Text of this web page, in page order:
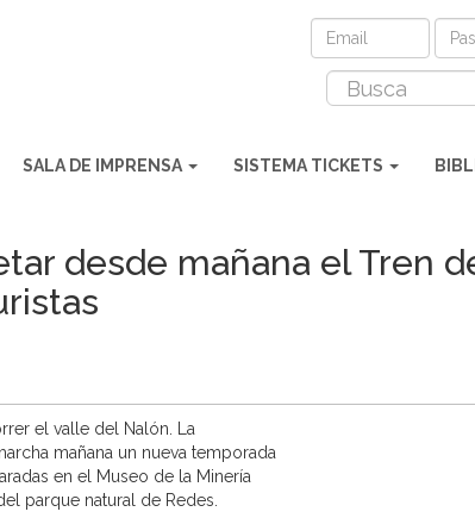
SALA DE IMPRENSA SISTEMA TICKETS
desde mañana el Tren
el valle del Nalón. La
mañana un nueva temporada
en el Museo de la Minería
parque natural de Redes.